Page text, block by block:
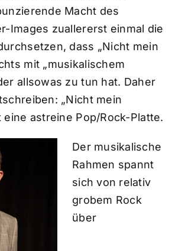
Macht des
Images zuallererst einmal die
dass „Nicht mein
mit „musikalischem
allsowas zu tun hat. Daher
„Nicht mein
eine astreine Pop/Rock-Platte.
Der musikalische
Rahmen spannt
sich von relativ
grobem Rock
über